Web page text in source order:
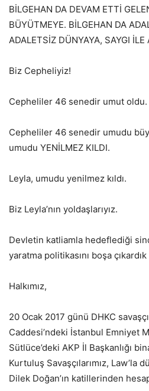
BİLGEHAN DA DEVAM ETTİ
BÜYÜTMEYE. BİLGEHAN DA
ADALETSİZ DÜNYAYA, SAYGI İLE
Biz Cepheliyiz!
Cepheliler 46 senedir umut oldu.
Cepheliler 46 senedir umudu
umudu YENİLMEZ KILDI.
Leyla, umudu yenilmez kıldı.
Biz Leyla’nın yoldaşlarıyız.
Devletin katliamla hedeflediği
yaratma politikasını boşa
Halkımız,
20 Ocak 2017 günü DHKC
Caddesi’ndeki İstanbul Emniyet
Sütlüce’deki AKP İl Başkanlığı
Kurtuluş Savaşçılarımız, Law’la
Dilek Doğan’ın katillerinden